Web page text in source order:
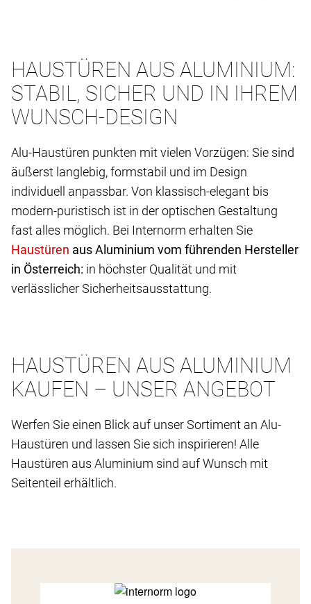
HAUSTÜREN AUS ALUMINIUM:
STABIL, SICHER UND IN IHREM
WUNSCH-DESIGN
Alu-Haustüren punkten mit vielen Vorzügen: Sie sind
äußerst langlebig, formstabil und im Design
individuell anpassbar. Von klassisch-elegant bis
modern-puristisch ist in der optischen Gestaltung
fast alles möglich. Bei Internorm erhalten Sie
aus Aluminium vom führenden Hersteller
in Österreich: in höchster Qualität und mit
verlässlicher Sicherheitsausstattung.
HAUSTÜREN AUS ALUMINIUM
KAUFEN – UNSER ANGEBOT
Werfen Sie einen Blick auf unser Sortiment an Alu-
Haustüren und lassen Sie sich inspirieren! Alle
Haustüren aus Aluminium sind auf Wunsch mit
Seitenteil erhältlich.